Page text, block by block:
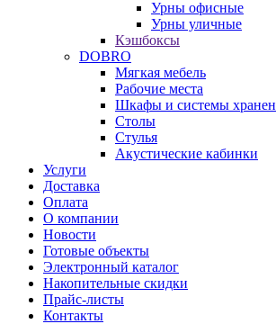
Урны офисные
Урны уличные
Кэшбоксы
DOBRO
Мягкая мебель
Рабочие места
Шкафы и системы
Столы
Стулья
Акустические кабинки
Услуги
Доставка
Оплата
О компании
Новости
Готовые объекты
Электронный каталог
Накопительные скидки
Прайс-листы
Контакты